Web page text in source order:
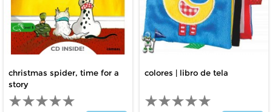
christmas spider, time for a
story
colores | libro de tela